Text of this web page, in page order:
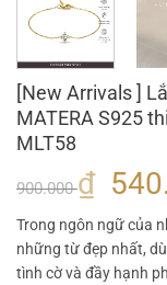
[New Arrivals ]
MATERA S925
MLT58
900.000₫ Giá
gốc
là:
Trong ngôn ngữ của
những từ đẹp nhất,
tình cờ và đầy hạnh